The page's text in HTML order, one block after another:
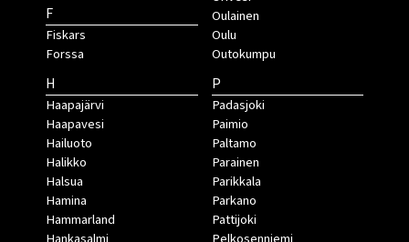
F
Fiskars
Forssa
H
Haapajärvi
Haapavesi
Hailuoto
Halikko
Halsua
Hamina
Hammarland
Oulainen
Oulu
Outokumpu
P
Padasjoki
Paimio
Paltamo
Parainen
Parikkala
Parkano
Pattijoki